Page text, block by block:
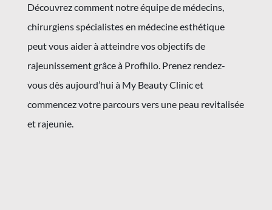
Découvrez comment notre équipe de médecins,
chirurgiens spécialistes en médecine esthétique
peut vous aider à atteindre vos objectifs de
rajeunissement grâce à Profhilo. Prenez rendez-
vous dès aujourd’hui à My Beauty Clinic et
commencez votre parcours vers une peau revitalisée
et rajeunie.